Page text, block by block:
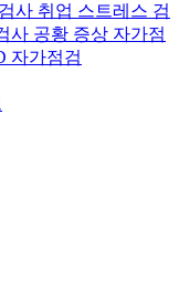
사 취업 스트레스 검
사 공황 증상 자가점
자가점검